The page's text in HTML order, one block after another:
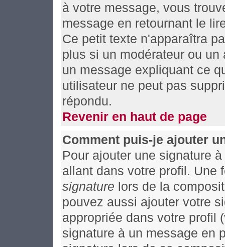
à votre message, vous
message en retournant le
Ce petit texte n'apparaîtra
plus si un modérateur ou
un message expliquant ce
utilisateur ne peut pas
répondu.
Revenir en haut de page
Comment puis-je ajouter
Pour ajouter une signature
allant dans votre profil.
signature lors de la
pouvez aussi ajouter votre
appropriée dans votre profil
signature à un message en